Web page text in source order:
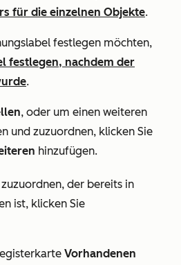
für die einzelnen Objekte.
festlegen möchten,
festlegen, nachdem der
.
, oder um einen weiteren
und zuzuordnen, klicken Sie
hinzufügen.
der bereits in
ist, klicken Sie
Vorhandenen